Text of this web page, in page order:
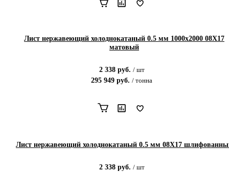
Лист нержавеющий холоднокатаный 0.5 мм 1000x2000 08Х17
матовый
2 338руб. / шт
295 949 руб. / тонна
Лист нержавеющий холоднокатаный 0.5 мм 08Х17
2 338руб. / шт